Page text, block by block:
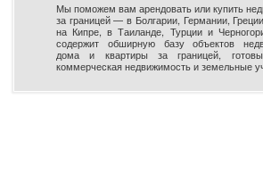
Мы поможем вам арендовать или купить
за границей — в Болгарии, Германии,
на Кипре, в Таиланде, Турции и
содержит обширную базу объектов
дома и квартиры за границей,
коммерческая недвижимость и земельные